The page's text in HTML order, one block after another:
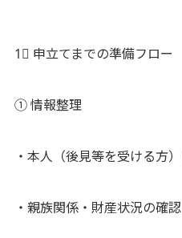
1⃣ 申立てまでの準備フロー
① 情報整理
・本人（後見等を受ける方
・親族関係・財産状況の確